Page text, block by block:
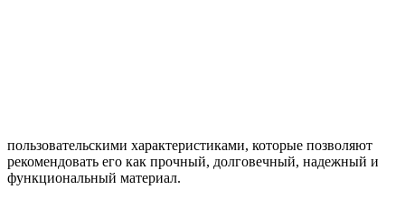
пользовательскими характеристиками, которые позволяют
рекомендовать его как прочный, долговечный, надежный и
функциональный материал.